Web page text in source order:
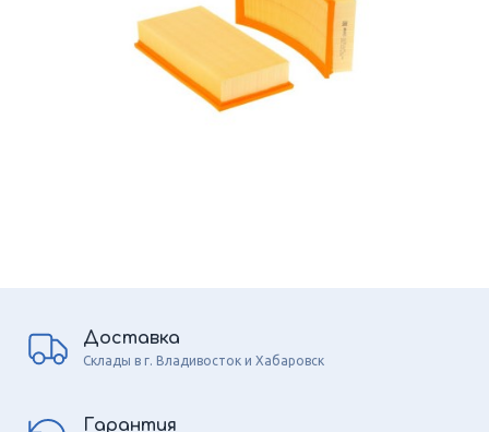
Доставка
Склады в г. Владивосток и Хабаровск
Гарантия